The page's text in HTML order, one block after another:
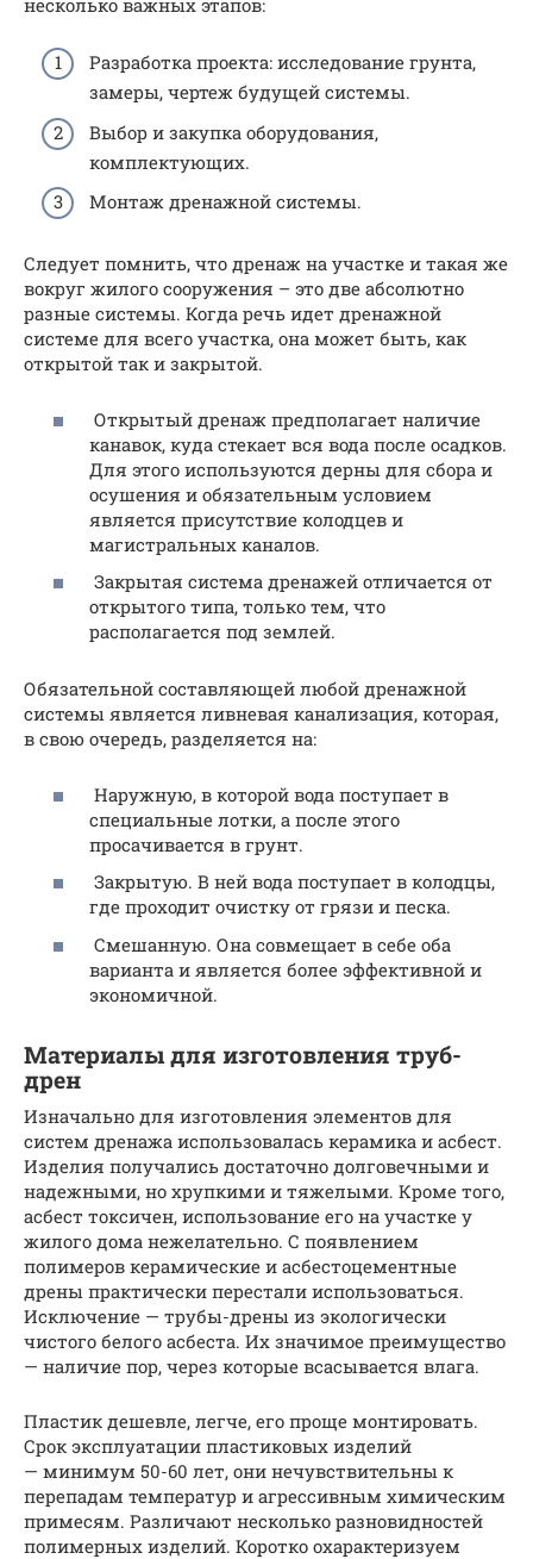
Разработка проекта: исследование грунта,
замеры, чертеж будущей системы.
Выбор и закупка оборудования,
комплектующих.
Монтаж дренажной системы.
Следует помнить, что дренаж на участке и такая же
вокруг жилого сооружения – это две абсолютно
разные системы. Когда речь идет дренажной
системе для всего участка, она может быть, как
открытой так и закрытой.
Открытый дренаж предполагает наличие
канавок, куда стекает вся вода после осадков.
Для этого используются дерны для сбора и
осушения и обязательным условием
является присутствие колодцев и
магистральных каналов.
Закрытая система дренажей отличается от
открытого типа, только тем, что
располагается под землей.
Обязательной составляющей любой дренажной
системы является ливневая канализация, которая,
в свою очередь, разделяется на:
Наружную, в которой вода поступает в
специальные лотки, а после этого
просачивается в грунт.
Закрытую. В ней вода поступает в колодцы,
где проходит очистку от грязи и песка.
Смешанную. Она совмещает в себе оба
варианта и является более эффективной и
экономичной.
Материалы для изготовления труб-
дрен
Изначально для изготовления элементов для
систем дренажа использовалась керамика и асбест.
Изделия получались достаточно долговечными и
надежными, но хрупкими и тяжелыми. Кроме того,
асбест токсичен, использование его на участке у
жилого дома нежелательно. С появлением
полимеров керамические и асбестоцементные
дрены практически перестали использоваться.
Исключение — трубы-дрены из экологически
чистого белого асбеста. Их значимое преимущество
— наличие пор, через которые всасывается влага.
Пластик дешевле, легче, его проще монтировать.
Срок эксплуатации пластиковых изделий
— минимум 50-60 лет, они нечувствительны к
перепадам температур и агрессивным химическим
примесям. Различают несколько разновидностей
полимерных изделий. Коротко охарактеризуем